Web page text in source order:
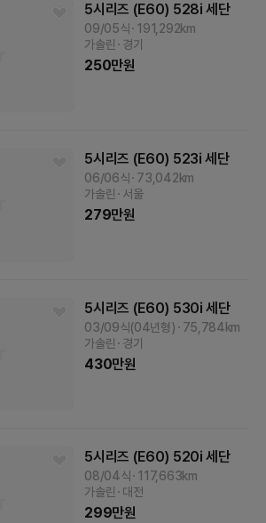
5시리즈 (E60) 528i 세단
09/05식 191,292km
가솔린
경기
250만원
5시리즈 (E60) 523i 세단
06/06식 73,042km
가솔린
서울
279만원
5시리즈 (E60) 530i 세단
03/09식(04년형) 75,784km
가솔린
경기
430만원
5시리즈 (E60) 520i 세단
08/04식 117,663km
가솔린
대전
299만원